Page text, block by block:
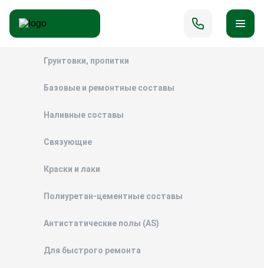
Грунтовки, пропитки
Базовые и ремонтные составы
Наливные составы
Связующие
Краски и лаки
Полиуретан-цементные составы
Антистатические полы (AS)
Для быстрого ремонта